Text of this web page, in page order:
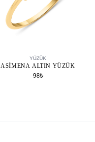
YÜZÜK
ASIMENA ALTIN YÜZÜK
98₺